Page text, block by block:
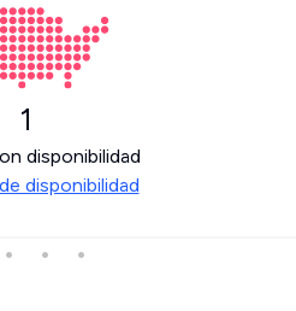
1
disponibilidad
disponibilidad